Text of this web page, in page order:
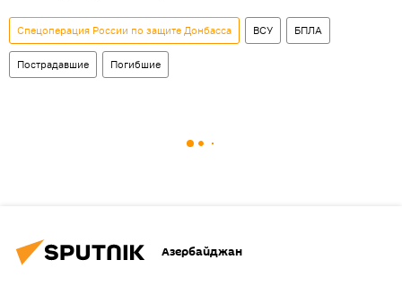
Спецоперация России по защите Донбасса ВСУ БПЛА
Пострадавшие Погибшие
Азербайджан